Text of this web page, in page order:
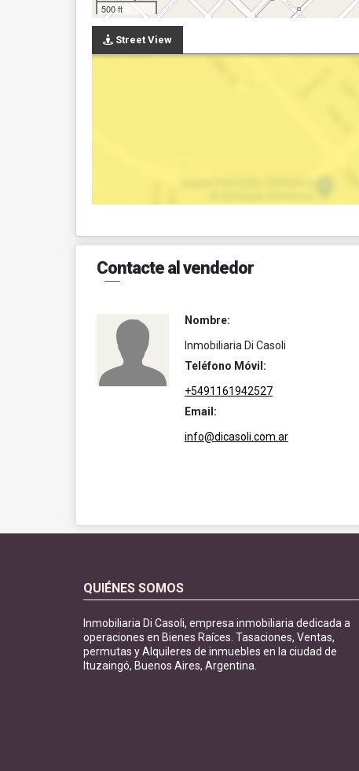
500 ft
Street View
Contacte al vendedor
Nombre:
Inmobiliaria Di Casoli
Teléfono Móvil:
+5491161942527
Email:
info@dicasoli.com.ar
QUIÉNES SOMOS
Inmobiliaria Di Casoli, empresa inmobiliaria dedicada a
operaciones en Bienes Raíces. Tasaciones, Ventas,
permutas y Alquileres de inmuebles en la ciudad de
Ituzaingó, Buenos Aires, Argentina.